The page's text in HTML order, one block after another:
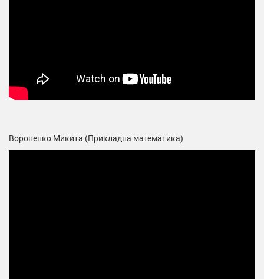
Вороненко Микита (Прикладна математика)